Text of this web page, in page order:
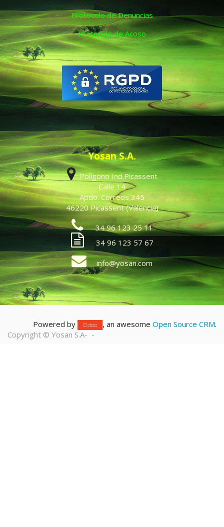
Protocolo de Denuncias
Protocolo de Acoso
Yosan S.A.
Polígono Ind.Picassent
Calle 14
Apdo. Correos 345
46220 Picassent (Valencia)
34 96 123 25 11
34 96 123 57 67
info@yosan.com
Powered by Odoo , an awesome Open Source CRM.
Copyright © Yosan S.A- -